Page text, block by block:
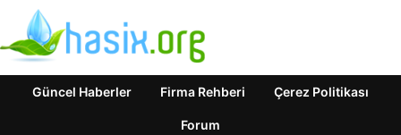
Güncel Haberler Firma Rehberi Çerez Politikası
Forum